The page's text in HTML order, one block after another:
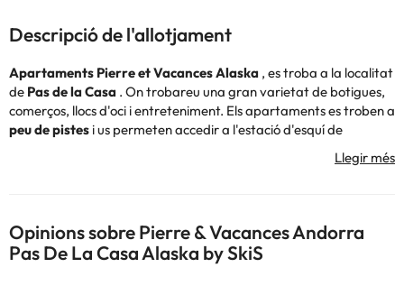
Descripció de l'allotjament
Apartaments Pierre et Vacances Alaska , es troba a la localitat
de Pas de la Casa . On trobareu una gran varietat de botigues,
comerços, llocs d'oci i entreteniment. Els apartaments es troben a
peu de pistes i us permeten accedir a l'estació d'esquí de
Ladistribuciódels apartaments és la següent:
Estudi estàndard de 28 m2 (2 places):compta amb una sala
Opinions sobre Pierre & Vacances Andorra
Pas De La Casa Alaska by SkiS